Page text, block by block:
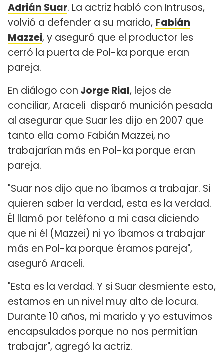
Adrián Suar. La actriz habló con Intrusos,
volvió a defender a su marido, Fabián
Mazzei, y aseguró que el productor les
cerró la puerta de Pol-ka porque eran
pareja.
En diálogo con Jorge Rial, lejos de
conciliar, Araceli disparó munición pesada
al asegurar que Suar les dijo en 2007 que
tanto ella como Fabián Mazzei, no
trabajarían más en Pol-ka porque eran
pareja.
"Suar nos dijo que no íbamos a trabajar. Si
quieren saber la verdad, esta es la verdad.
Él llamó por teléfono a mi casa diciendo
que ni él (Mazzei) ni yo íbamos a trabajar
más en Pol-ka porque éramos pareja",
aseguró Araceli.
"Esta es la verdad. Y si Suar desmiente esto,
estamos en un nivel muy alto de locura.
Durante 10 años, mi marido y yo estuvimos
encapsulados porque no nos permitían
trabajar", agregó la actriz.